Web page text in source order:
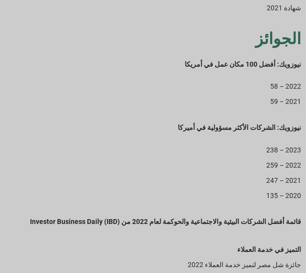
شهادة 2021
الجوائز
نيوزويك: أفضل 100 مكان عمل في أمريكا
2022 – 58
2021 – 59
نيوزويك: الشركات الأكثر مسؤولية في أميركا
2023 – 238
2022 – 259
2021 – 247
2020 – 135
قائمة أفضل الشركات البيئية والاجتماعية والحوكمة لعام 2022 من Investor Business Daily (IBD)
التميز في خدمة العملاء
جائزة شل مصر لتميز خدمة العملاء 2022